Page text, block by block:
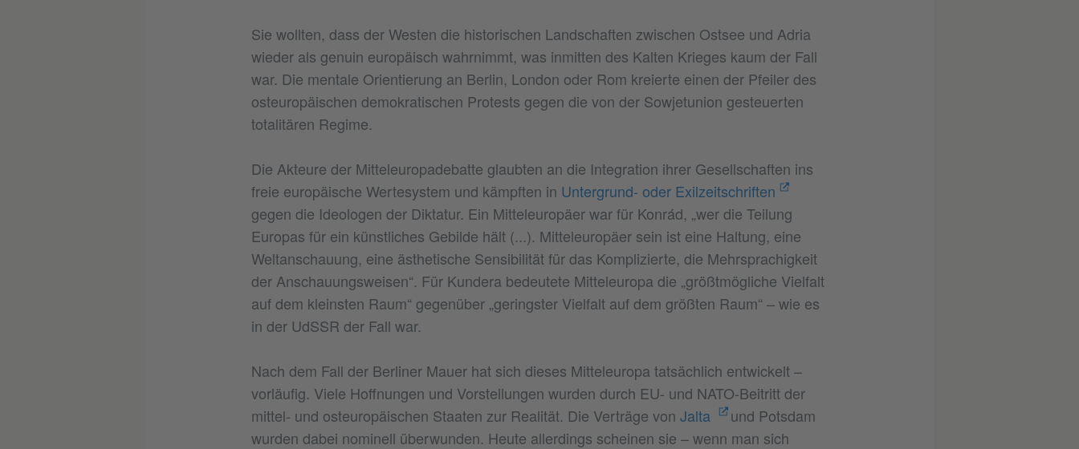
Sie wollten, dass der Westen die historischen Landschaften zwischen Ostsee und Adria
wieder als genuin europäisch wahrnimmt, was inmitten des Kalten Krieges kaum der Fall
war. Die mentale Orientierung an Berlin, London oder Rom kreierte einen der Pfeiler des
osteuropäischen demokratischen Protests gegen die von der Sowjetunion gesteuerten
totalitären Regime.
Die Akteure der Mitteleuropadebatte glaubten an die Integration ihrer Gesellschaften ins
freie europäische Wertesystem und kämpften in Untergrund- oder Exilzeitschriften
gegen die Ideologen der Diktatur. Ein Mitteleuropäer war für Konrád, „wer die Teilung
Europas für ein künstliches Gebilde hält (...). Mitteleuropäer sein ist eine Haltung, eine
Weltanschauung, eine ästhetische Sensibilität für das Komplizierte, die Mehrsprachigkeit
der Anschauungsweisen“. Für Kundera bedeutete Mitteleuropa die „größtmögliche Vielfalt
auf dem kleinsten Raum“ gegenüber „geringster Vielfalt auf dem größten Raum“ – wie es
in der UdSSR der Fall war.
Nach dem Fall der Berliner Mauer hat sich dieses Mitteleuropa tatsächlich entwickelt –
vorläufig. Viele Hoffnungen und Vorstellungen wurden durch EU- und NATO-Beitritt der
mittel- und osteuropäischen Staaten zur Realität. Die Verträge von Jalta
und Potsdam
wurden dabei nominell überwunden. Heute allerdings scheinen sie – wenn man sich